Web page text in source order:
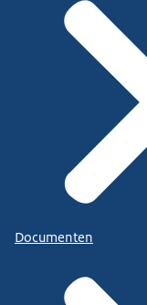
Documenten